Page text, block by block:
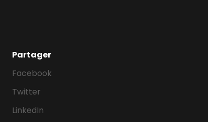
Partager
Facebook
Twitter
LinkedIn